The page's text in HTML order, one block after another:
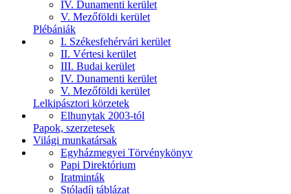
IV. Dunamenti kerület
V. Mezőföldi kerület
Plébániák
I. Székesfehérvári kerület
II. Vértesi kerület
III. Budai kerület
IV. Dunamenti kerület
V. Mezőföldi kerület
Lelkipásztori körzetek
Elhunytak 2003-tól
Papok, szerzetesek
Világi munkatársak
Egyházmegyei Törvénykönyv
Papi Direktórium
Iratminták
Stóladíj táblázat